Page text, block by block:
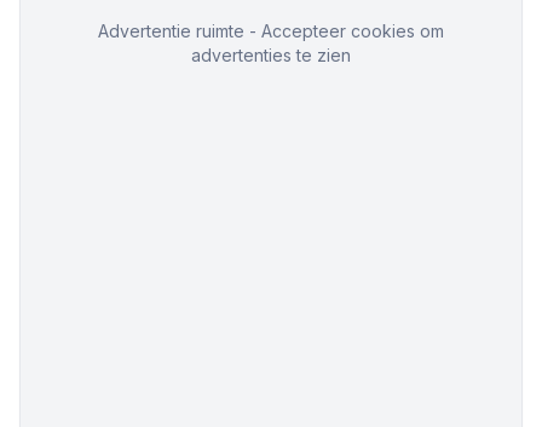
Advertentie ruimte - Accepteer cookies om
advertenties te zien